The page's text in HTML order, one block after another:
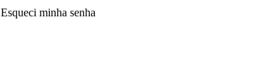
Esqueci minha senha